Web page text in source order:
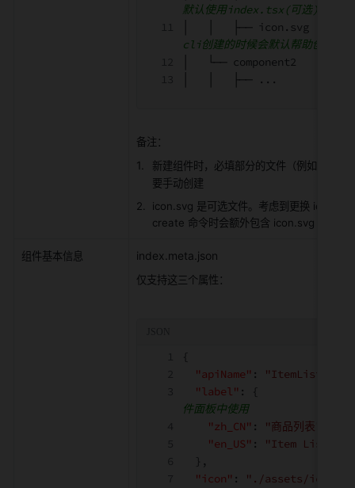
默认使用index.tsx(可选)
│   │   ├──
cli创建的时候会默认帮助创建
│   └── component2
│   │   ├── ...
备注：
新建组件时，必填部分的文件（例如
要手动创建
icon.svg 是可选文件。考虑到更换 icon 的
create 命令时会额外包含 icon.svg
组件基本信息 index.meta.json
仅支持这三个属性：
{
"apiName" : "ItemList"
"label" :
{
件面板中使用
"zh_CN" : "商品列表"
"en_US" :
"Item List"
},
"icon" :
"./assets/